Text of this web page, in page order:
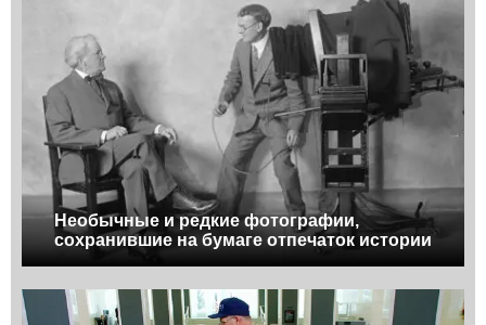
Необычные и редкие фотографии,
сохранившие на бумаге отпечаток истории